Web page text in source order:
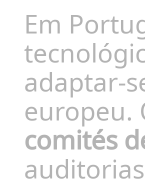
Em
adaptar-
europeu.
comités